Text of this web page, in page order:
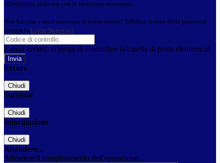
all'indirizzo indicato con le istruzioni necessarie.
Non hai una e-mail associata al nome utente? Effettua il reset della password
tramite la Login Spaggiari
E-mail inviata, si prega di controllare la casella di posta elettronica!
Errore
Chiudi
Successo
Chiudi
Informazione
Chiudi
Attendere...
Attendere il completamento dell'operazione...